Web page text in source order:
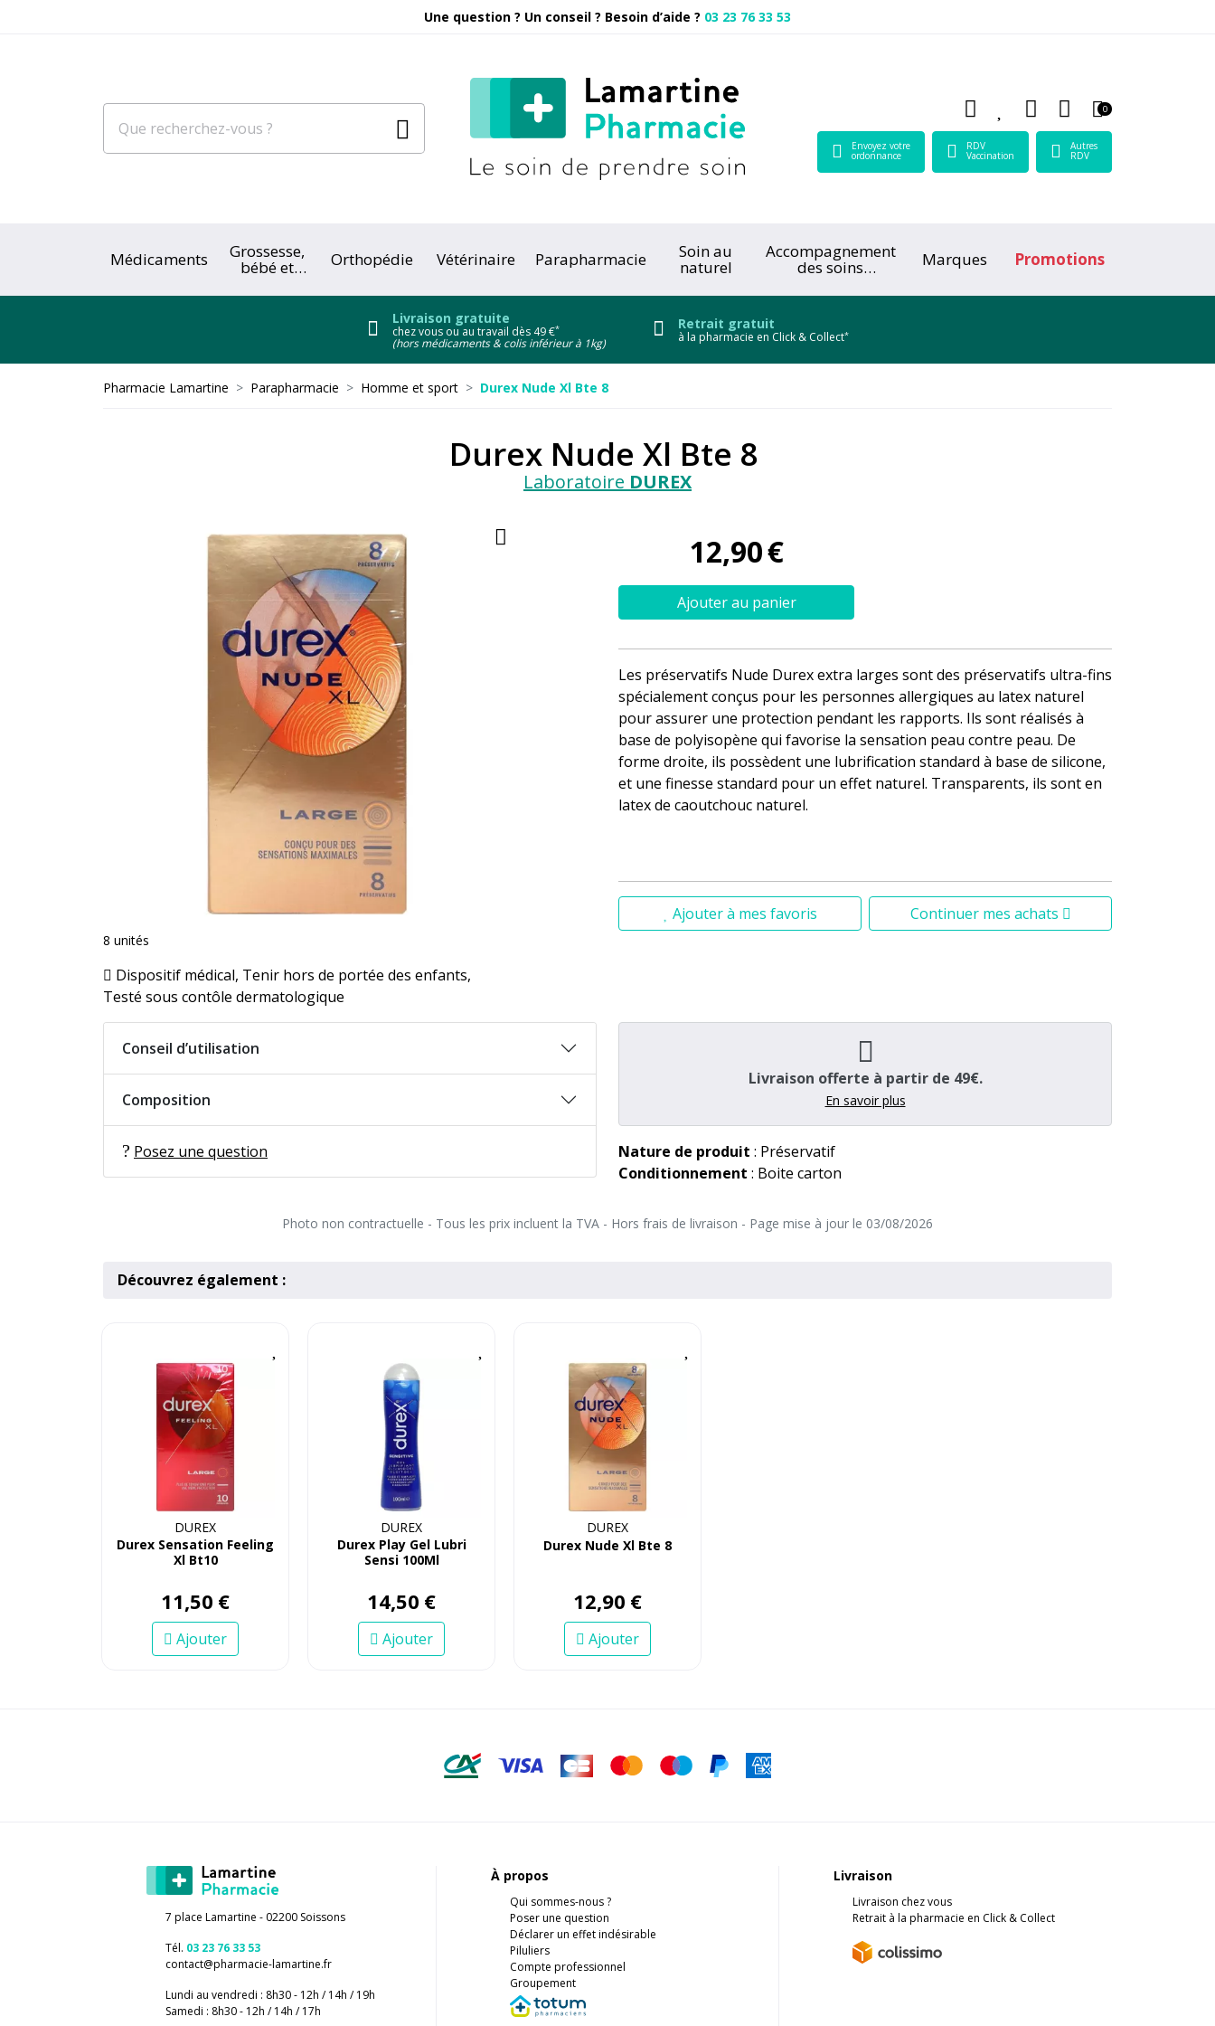
Une question ? Un conseil ? Besoin d’aide ? 03 23 76 33 53
0
Envoyez votre
ordonnance
RDV
Vaccination
Autres
RDV
Médicaments Grossesse,
bébé et Orthopédie Vétérinaire Parapharmacie Soin au
naturel
Accompagnement
des soins Marques Promotions
Livraison gratuite
chez vous ou au travail dès 49 €*
(hors médicaments & colis inférieur à 1kg)
Retrait gratuit
à la pharmacie en Click & Collect*
Pharmacie Lamartine Parapharmacie Homme et sport Durex Nude Xl Bte 8
Durex Nude Xl Bte 8
Laboratoire DUREX
8 unités
Dispositif médical, Tenir hors de portée des enfants,
Testé sous contôle dermatologique
12,90€
Ajouter au panier
Les préservatifs Nude Durex extra larges sont des préservatifs ultra-fins
spécialement conçus pour les personnes allergiques au latex naturel
pour assurer une protection pendant les rapports. Ils sont réalisés à
base de polyisopène qui favorise la sensation peau contre peau. De
forme droite, ils possèdent une lubrification standard à base de silicone,
et une finesse standard pour un effet naturel. Transparents, ils sont en
latex de caoutchouc naturel.
Ajouter à mes favoris Continuer mes achats
Conseil d’utilisation
Composition
Posez une question
Livraison offerte à partir de 49€.
En savoir plus
Nature de produit : Préservatif
Conditionnement : Boite carton
Photo non contractuelle - Tous les prix incluent la TVA - Hors frais de livraison - Page mise à jour le 03/08/2026
Découvrez également :
DUREX
Durex Sensation Feeling
Xl Bt10
11,50 €
Ajouter
DUREX
Durex Play Gel Lubri
Sensi 100Ml
14,50 €
Ajouter
DUREX
Durex Nude Xl Bte 8
12,90 €
Ajouter
7 place Lamartine - 02200 Soissons
Tél. 03 23 76 33 53
contact@pharmacie-lamartine.fr
Lundi au vendredi : 8h30 - 12h / 14h / 19h
Samedi : 8h30 - 12h / 14h / 17h
À propos
Qui sommes-nous ?
Poser une question
Déclarer un effet indésirable
Piluliers
Compte professionnel
Groupement
Livraison
Livraison chez vous
Retrait à la pharmacie en Click & Collect